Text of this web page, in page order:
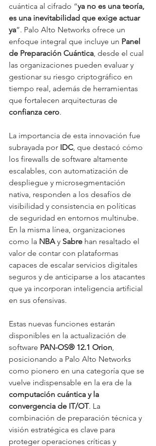
cuántica al cifrado “ya no es una teoría,
es una inevitabilidad que exige actuar
ya”. Palo Alto Networks ofrece un
enfoque integral que incluye un Panel
de Preparación Cuántica, desde el cual
las organizaciones pueden evaluar y
gestionar su riesgo criptográfico en
tiempo real, además de herramientas
que fortalecen arquitecturas de
confianza cero.
La importancia de esta innovación fue
subrayada por IDC, que destacó cómo
los firewalls de software altamente
escalables, con automatización de
despliegue y microsegmentación
nativa, responden a los desafíos de
visibilidad y consistencia en políticas
de seguridad en entornos multinube.
En la misma línea, organizaciones
como la NBA y Sabre han resaltado el
valor de contar con plataformas
capaces de escalar servicios digitales
seguros y de anticiparse a los atacantes
que ya incorporan inteligencia artificial
en sus ofensivas.
Estas nuevas funciones estarán
disponibles en la actualización de
software PAN-OS® 12.1 Orion,
posicionando a Palo Alto Networks
como pionero en una categoría que se
vuelve indispensable en la era de la
computación cuántica y la
convergencia de IT/OT. La
combinación de preparación técnica y
visión estratégica es clave para
proteger operaciones críticas y